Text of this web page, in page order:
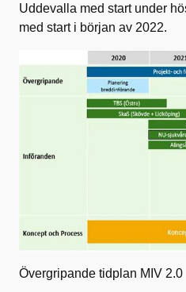
Uddevalla med start under
med start i början av 2022.
Övergripande tidplan MIV 2.0